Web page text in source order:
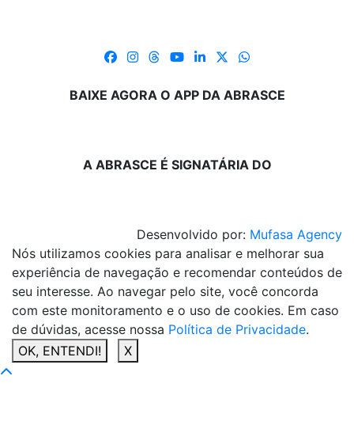
BAIXE AGORA O APP DA ABRASCE
A ABRASCE É SIGNATÁRIA DO
Desenvolvido por: Mufasa Agency
Nós utilizamos cookies para analisar e melhorar sua
experiência de navegação e recomendar conteúdos de
seu interesse. Ao navegar pelo site, você concorda
com este monitoramento e o uso de cookies. Em caso
de dúvidas, acesse nossa Política de Privacidade.
OK, ENTENDI!
X